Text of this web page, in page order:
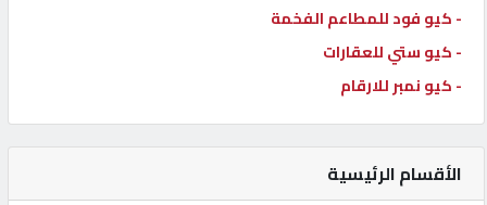
- كيو فود للمطاعم الفخمة
- كيو ستي للعقارات
- كيو نمبر للارقام
الأقسام الرئيسية